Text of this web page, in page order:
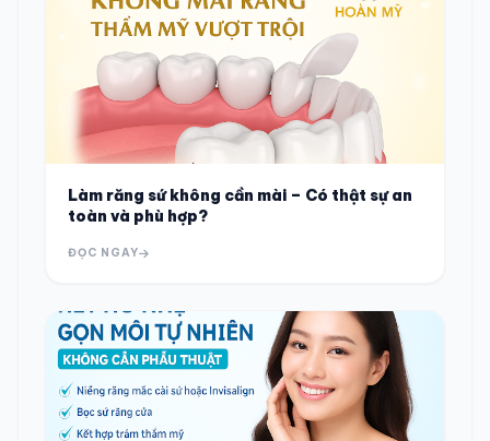
Làm răng sứ không cần mài – Có thật sự an
toàn và phù hợp?
ĐỌC NGAY